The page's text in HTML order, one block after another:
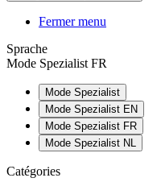
Fermer menu
Sprache
Mode Spezialist FR
Mode Spezialist
Mode Spezialist EN
Mode Spezialist FR
Mode Spezialist NL
Catégories